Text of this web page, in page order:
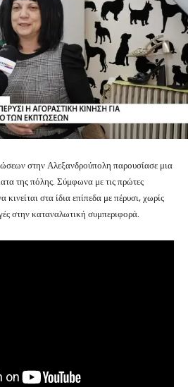
στην Αλεξανδρούπολη παρουσίασε μια
της πόλης. Σύμφωνα με τις πρώτες
κινείται στα ίδια επίπεδα με πέρυσι, χωρίς
στην καταναλωτική συμπεριφορά.